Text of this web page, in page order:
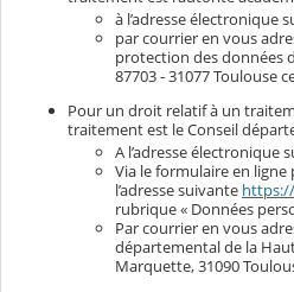
à l’adresse électronique
par courrier en vous
protection des données
87703 - 31077 Toulouse
Pour un droit relatif à un
traitement est le Conseil
A l’adresse électronique
Via le formulaire en ligne
l’adresse suivante
rubrique « Données
Par courrier en vous
départemental de la
Marquette, 31090